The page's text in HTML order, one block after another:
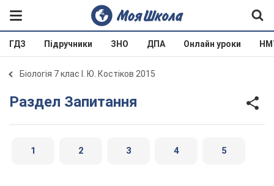
ГДЗ Підручники ЗНО ДПА Онлайн уроки
Біологія 7 клас І. Ю. Костіков 2015
Раздел Запитання
1 2 3 4 5